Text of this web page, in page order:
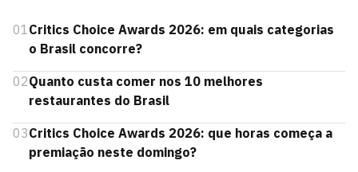
01Critics Choice Awards 2026: em quais categorias
o Brasil concorre?
02Quanto custa comer nos 10 melhores
restaurantes do Brasil
03Critics Choice Awards 2026: que horas começa a
premiação neste domingo?